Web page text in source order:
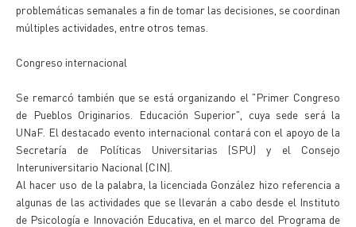
problemáticas semanales a fin de tomar las decisiones, se coordinan
múltiples actividades, entre otros temas.
Congreso internacional
Se remarcó también que se está organizando el "Primer Congreso
de Pueblos Originarios. Educación Superior", cuya sede será la
UNaF. El destacado evento internacional contará con el apoyo de la
Secretaría de Políticas Universitarias (SPU) y el Consejo
Interuniversitario Nacional (CIN).
Al hacer uso de la palabra, la licenciada González hizo referencia a
algunas de las actividades que se llevarán a cabo desde el Instituto
de Psicología e Innovación Educativa, en el marco del Programa de